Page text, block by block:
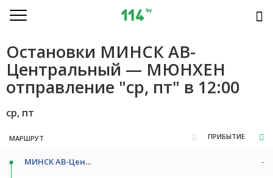
Остановки МИНСК АВ-
Центральный — МЮНХЕН
отправление "ср, пт" в 12:00
ср, пт
МАРШРУТ ПРИБЫТИЕ
МИНСК АВ-Центральный -